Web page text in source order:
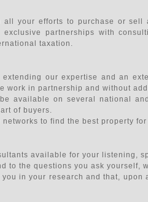
your efforts to purchase or
exclusive partnerships with
taxation.
our expertise and an
work in partnership and without
available on several national
of buyers.
to find the best property
available for your listening,
to the questions you ask yourself,
you in your research and that,